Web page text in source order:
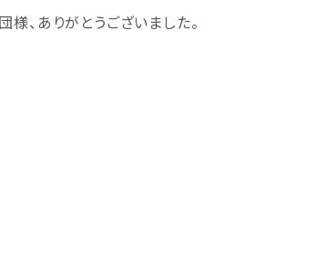
、ありがとうございました。